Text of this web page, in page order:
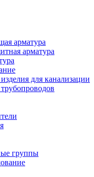
арматура
арматура
для канализации
группы